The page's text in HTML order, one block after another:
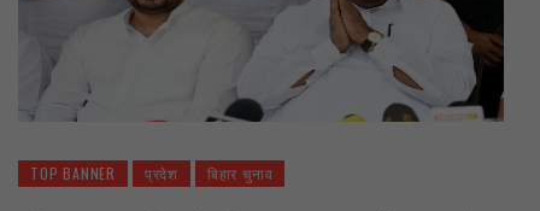
TOP BANNER प्रदेश बिहार चुनाव